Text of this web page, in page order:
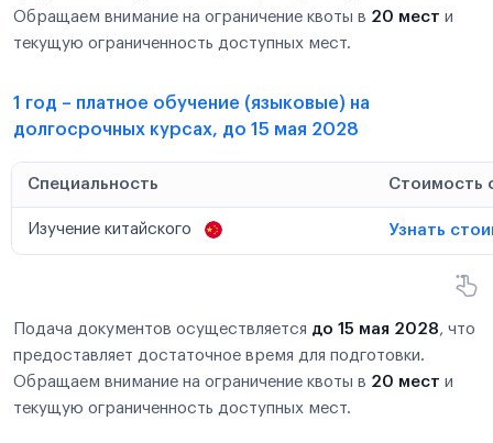
Обращаем внимание на ограничение квоты в 20 мест и
текущую ограниченность доступных мест.
1 год – платное обучение (языковые) на
долгосрочных курсах, до 15 мая 2028
Специальность Стоимость
Изучение китайского Узнать
Подача документов осуществляется до 15 мая 2028 , что
предоставляет достаточное время для подготовки.
Обращаем внимание на ограничение квоты в 20 мест и
текущую ограниченность доступных мест.